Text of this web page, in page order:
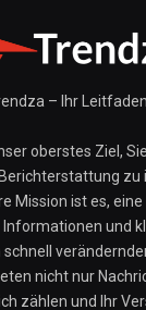
– Ihr
oberstes Ziel,
zu
Mission ist es,
und
schnell
nicht nur
zählen und Ihr